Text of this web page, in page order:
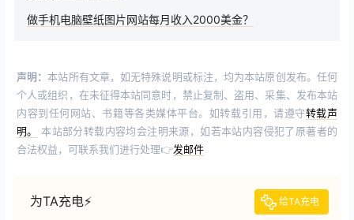
做手机电脑壁纸图片网站每月收入2000美金？
声明：本站所有文章，如无特殊说明或标注，均为本站原创发布。任何
个人或组织，在未征得本站同意时，禁止复制、盗用、采集、发布本站
内容到任何网站、书籍等各类媒体平台。如转载引用，请遵守转载声
明。
本站部分转载内容均会注明来源，如若本站内容侵犯了原著者的
合法权益，可联系我们进行处理👉发邮件
为TA充电⚡️ 给TA充电